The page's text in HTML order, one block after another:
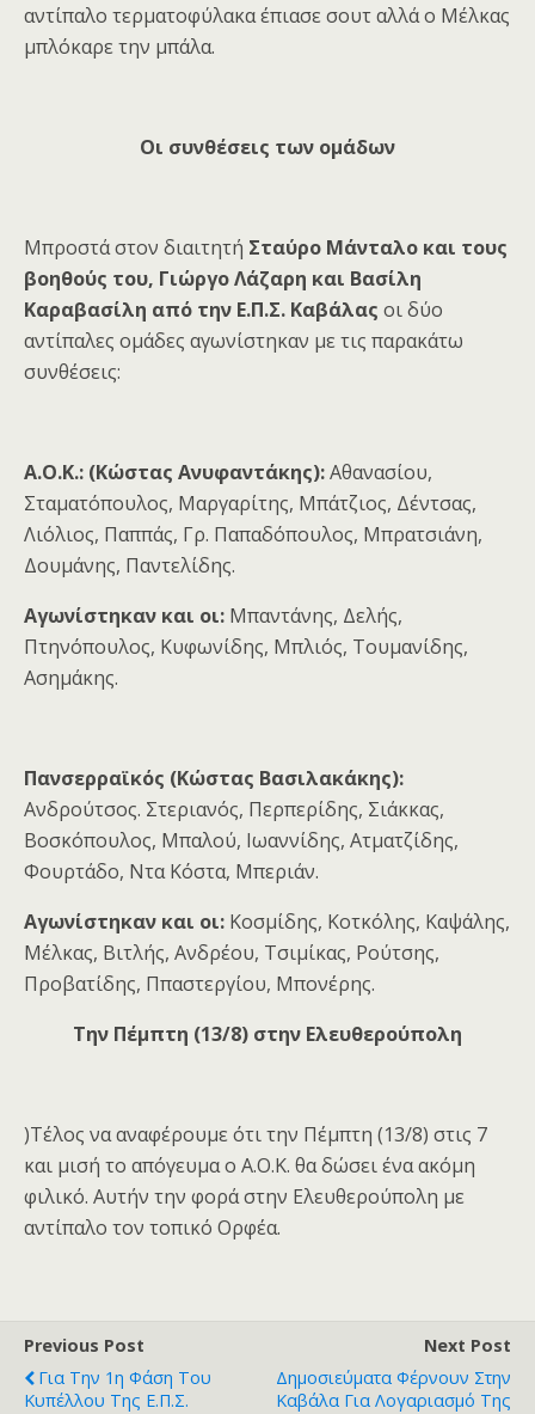
αντίπαλο τερματοφύλακα έπιασε σουτ αλλά ο Μέλκας
μπλόκαρε την μπάλα.
Οι συνθέσεις των ομάδων
Μπροστά στον διαιτητή Σταύρο Μάνταλο και τους
βοηθούς του, Γιώργο Λάζαρη και Βασίλη
Καραβασίλη από την Ε.Π.Σ. Καβάλας οι δύο
αντίπαλες ομάδες αγωνίστηκαν με τις παρακάτω
συνθέσεις:
Α.Ο.Κ.: (Κώστας Ανυφαντάκης):Αθανασίου,
Σταματόπουλος, Μαργαρίτης, Μπάτζιος, Δέντσας,
Λιόλιος, Παππάς, Γρ. Παπαδόπουλος, Μπρατσιάνη,
Δουμάνης, Παντελίδης.
Αγωνίστηκαν και οι: Μπαντάνης, Δελής,
Πτηνόπουλος, Κυφωνίδης, Μπλιός, Τουμανίδης,
Ασημάκης.
Πανσερραϊκός (Κώστας Βασιλακάκης):
Ανδρούτσος. Στεριανός, Περπερίδης, Σιάκκας,
Βοσκόπουλος, Μπαλού, Ιωαννίδης, Ατματζίδης,
Φουρτάδο, Ντα Κόστα, Μπεριάν.
Αγωνίστηκαν και οι: Κοσμίδης, Κοτκόλης, Καψάλης,
Μέλκας, Βιτλής, Ανδρέου, Τσιμίκας, Ρούτσης,
Προβατίδης, Ππαστεργίου, Μπονέρης.
Την Πέμπτη (13/8) στην Ελευθερούπολη
)Τέλος να αναφέρουμε ότι την Πέμπτη (13/8) στις 7
και μισή το απόγευμα ο Α.Ο.Κ. θα δώσει ένα ακόμη
φιλικό. Αυτήν την φορά στην Ελευθερούπολη με
αντίπαλο τον τοπικό Ορφέα.
Previous Post
Για Την 1η Φάση Του
Κυπέλλου Της Ε.Π.Σ.
Next Post
Δημοσιεύματα Φέρνουν Στην
Καβάλα Για Λογαριασμό Της